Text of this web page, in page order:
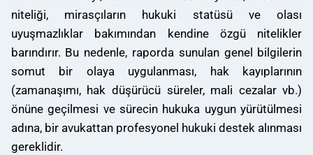
niteliği, mirasçıların hukuki statüsü ve olası
uyuşmazlıklar bakımından kendine özgü nitelikler
barındırır. Bu nedenle, raporda sunulan genel bilgilerin
somut bir olaya uygulanması, hak kayıplarının
(zamanaşımı, hak düşürücü süreler, mali cezalar vb.)
önüne geçilmesi ve sürecin hukuka uygun yürütülmesi
adına, bir avukattan profesyonel hukuki destek alınması
gereklidir.